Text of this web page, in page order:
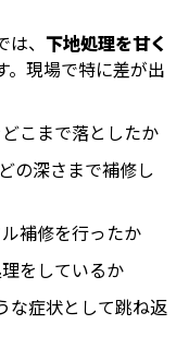
、 下地処理を甘く
。現場で特に差が出
こまで落としたか
の深さまで補修し
補修を行ったか
をしているか
な症状として跳ね返